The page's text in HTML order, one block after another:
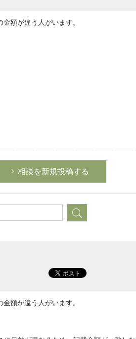
金額が違う人がいます。
相談を新規投稿する
金額が違う人がいます。